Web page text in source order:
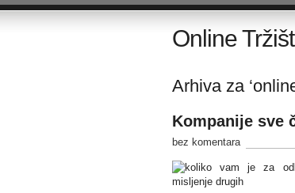
Online
Arhiva za
Kompanije sve
bez komentara